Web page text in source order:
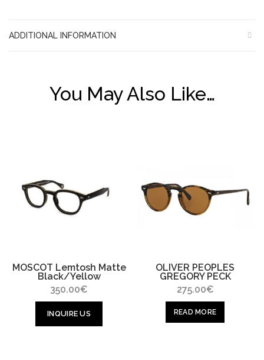
ADDITIONAL INFORMATION
You May Also Like…
MOSCOT Lemtosh Matte
Black/Yellow
350.00€
INQUIRE US
OLIVER PEOPLES
GREGORY PECK
275.00€
READ MORE